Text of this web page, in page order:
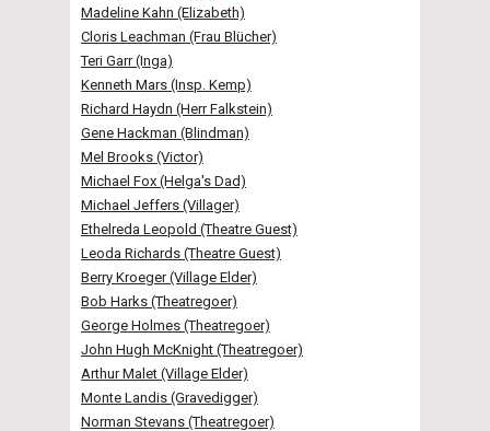
Madeline Kahn (Elizabeth)
Cloris Leachman (Frau Blücher)
Teri Garr (Inga)
Kenneth Mars (Insp. Kemp)
Richard Haydn (Herr Falkstein)
Gene Hackman (Blindman)
Mel Brooks (Victor)
Michael Fox (Helga's Dad)
Michael Jeffers (Villager)
Ethelreda Leopold (Theatre Guest)
Leoda Richards (Theatre Guest)
Berry Kroeger (Village Elder)
Bob Harks (Theatregoer)
George Holmes (Theatregoer)
John Hugh McKnight (Theatregoer)
Arthur Malet (Village Elder)
Monte Landis (Gravedigger)
Norman Stevans (Theatregoer)